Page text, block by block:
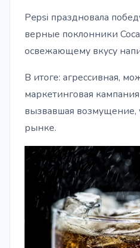
Pepsi праздновала
верные поклонники
освежающему вкусу
В итоге: агрессивная,
маркетинговая
вызвавшая возмущение,
рынке.